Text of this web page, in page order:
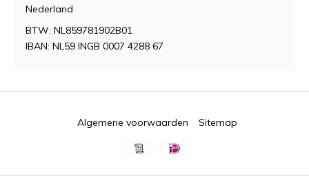
Nederland
BTW: NL859781902B01
IBAN: NL59 INGB 0007 4288 67
Algemene voorwaarden Sitemap